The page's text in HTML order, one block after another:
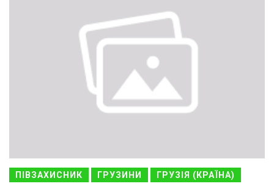
ПІВЗАХИСНИК ГРУЗИНИ ГРУЗІЯ (КРАЇНА)